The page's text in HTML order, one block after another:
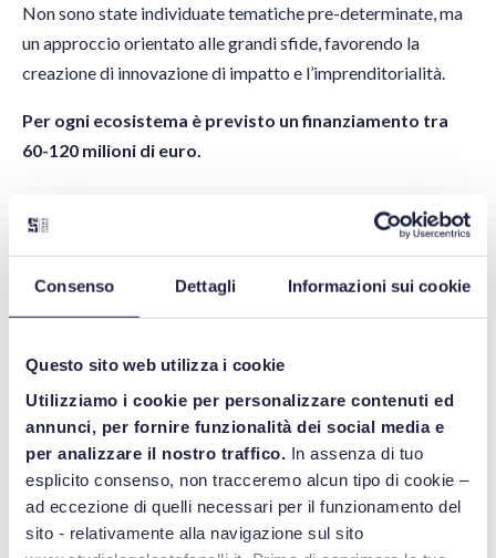
Consenso Dettagli Informazioni sui cookie
Questo sito web utilizza i cookie
Utilizziamo i cookie per personalizzare contenuti ed
annunci, per fornire funzionalità dei social media e
per analizzare il nostro traffico.
In assenza di tuo
esplicito consenso, non tracceremo alcun tipo di cookie –
ad eccezione di quelli necessari per il funzionamento del
sito - relativamente alla navigazione sul sito
Non sono state individuate tematiche pre-determinate, ma
un approccio orientato alle grandi sfide, favorendo la
creazione di innovazione di impatto e l’imprenditorialità.
Per ogni ecosistema è previsto un finanziamento tra
60-120 milioni di euro.
INFRASTRUTTURE
Le infrastrutture possono essere:
DI RICERCA
Si tratta di impianti, risorse e i relativi servizi e
comprendono laboratori o grandi strumenti o complessi di
strumenti per la ricerca, collezioni, banche dati, archivi o
informazioni scientifiche strutturate, infrastrutture basate
sulle tecnologie abilitanti dell'informazione e della
comunicazione.